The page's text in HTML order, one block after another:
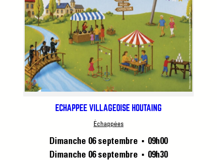
ÉCHAPPÉE VILLAGEOISE HOUTAING
Échappées
Dimanche 06 septembre ■
09h00
Dimanche 06 septembre
■
09h30